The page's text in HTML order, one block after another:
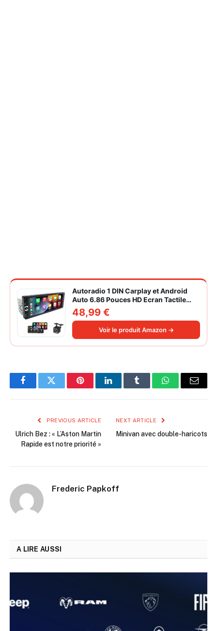
Autoradio 1 DIN Carplay et Android
Auto 6.86 Pouces HD Ecran Tactile
Poste Radio Voiture Soutien Lien
Miroir iOS/Android/Radio FM/USB/EQ
Autoradio Bluetooth Caméra de Recul
48,99 €
Voir le produit Amazon →
FacebookTwitter PinterestLinkedInTumblr WhatsAppEmail
PREVIOUS ARTICLE
Ulrich Bez : « L’Aston Martin
Rapide est notre priorité »
NEXT ARTICLE
Minivan avec double-haricots
Frederic Papkoff
A LIRE AUSSI